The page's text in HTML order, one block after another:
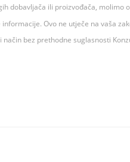
dobavljača ili proizvođača, molimo
Ovo ne utječe na vaša
bez prethodne suglasnosti